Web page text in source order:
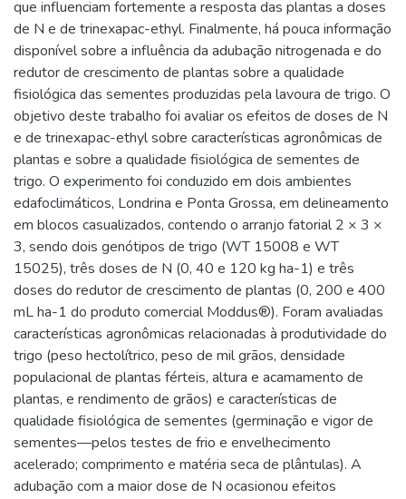
que influenciam fortemente a resposta das plantas a doses
de N e de trinexapac-ethyl. Finalmente, há pouca informação
disponível sobre a influência da adubação nitrogenada e do
redutor de crescimento de plantas sobre a qualidade
fisiológica das sementes produzidas pela lavoura de trigo. O
objetivo deste trabalho foi avaliar os efeitos de doses de N
e de trinexapac-ethyl sobre características agronômicas de
plantas e sobre a qualidade fisiológica de sementes de
trigo. O experimento foi conduzido em dois ambientes
edafoclimáticos, Londrina e Ponta Grossa, em delineamento
em blocos casualizados, contendo o arranjo fatorial 2 × 3 ×
3, sendo dois genótipos de trigo (WT 15008 e WT
15025), três doses de N (0, 40 e 120 kg ha-1) e três
doses do redutor de crescimento de plantas (0, 200 e 400
mL ha-1 do produto comercial Moddus®). Foram avaliadas
características agronômicas relacionadas à produtividade do
trigo (peso hectolítrico, peso de mil grãos, densidade
populacional de plantas férteis, altura e acamamento de
plantas, e rendimento de grãos) e características de
qualidade fisiológica de sementes (germinação e vigor de
sementes—pelos testes de frio e envelhecimento
acelerado; comprimento e matéria seca de plântulas). A
adubação com a maior dose de N ocasionou efeitos